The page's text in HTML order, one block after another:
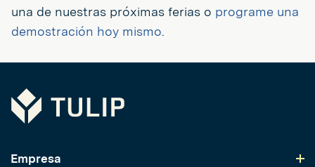
una de nuestras próximas ferias o programe una
demostración hoy mismo.
Tulip
Empresa